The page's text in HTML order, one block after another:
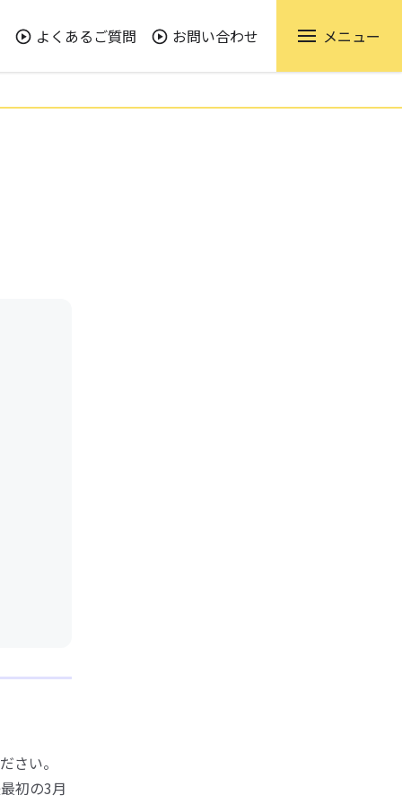
よくあるご質問 お問い合わせ メニュー
さい。
初の3月